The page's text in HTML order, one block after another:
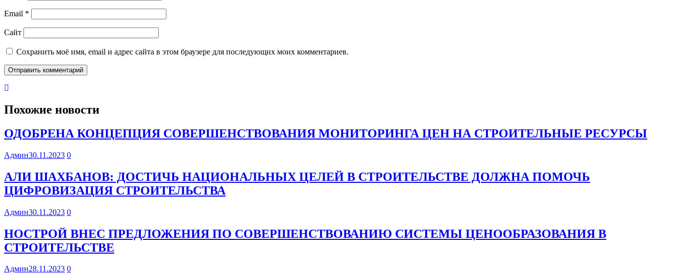
Email *
Сайт
Сохранить моё имя, email и адрес сайта в этом браузере для последующих моих комментариев.
Похожие новости
ОДОБРЕНА КОНЦЕПЦИЯ СОВЕРШЕНСТВОВАНИЯ МОНИТОРИНГА ЦЕН НА СТРОИТЕЛЬНЫЕ РЕСУРСЫ
Админ30.11.2023 0
АЛИ ШАХБАНОВ: ДОСТИЧЬ НАЦИОНАЛЬНЫХ ЦЕЛЕЙ В СТРОИТЕЛЬСТВЕ ДОЛЖНА ПОМОЧЬ
ЦИФРОВИЗАЦИЯ СТРОИТЕЛЬСТВА
Админ30.11.2023 0
НОСТРОЙ ВНЕС ПРЕДЛОЖЕНИЯ ПО СОВЕРШЕНСТВОВАНИЮ СИСТЕМЫ ЦЕНООБРАЗОВАНИЯ В
СТРОИТЕЛЬСТВЕ
Админ28.11.2023 0